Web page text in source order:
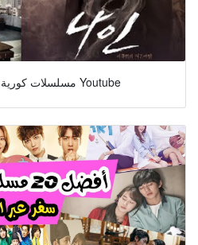
مسلسلات كورية السفر عبر الزمن Youtube